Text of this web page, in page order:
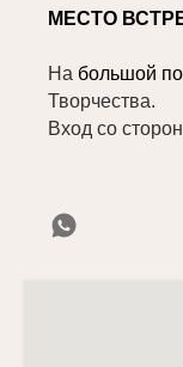
МЕСТО
На большой
Творчества.
Вход со